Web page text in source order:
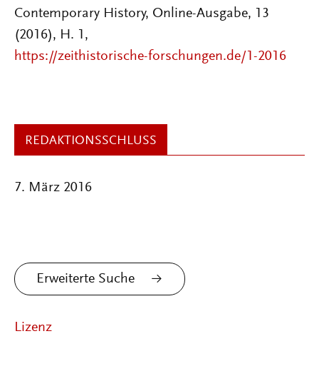
Contemporary History, Online-Ausgabe, 13
(2016), H. 1,
https://zeithistorische-forschungen.de/1-2016
REDAKTIONSSCHLUSS
7. März 2016
Erweiterte Suche
Lizenz